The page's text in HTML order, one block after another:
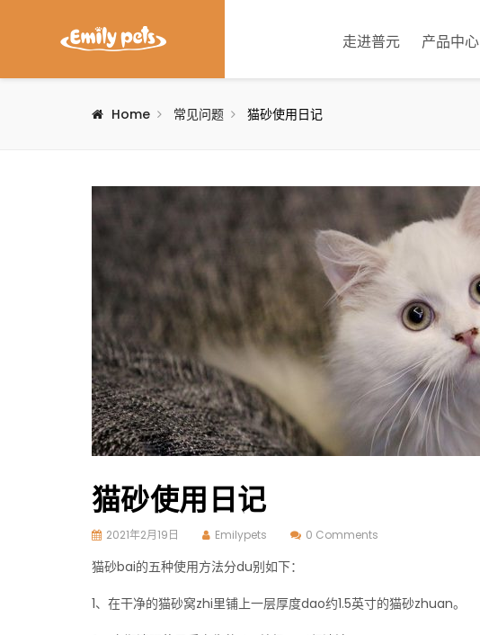
走进普元 产品中心
Home 常见问题 猫砂使用日记
猫砂使用日记
2021年2月19日 Emilypets 0 Comments
猫砂bai的五种使用方法分du别如下：
1、在干净的猫砂窝zhi里铺上一层厚度dao约1.5英寸的猫砂zhuan。